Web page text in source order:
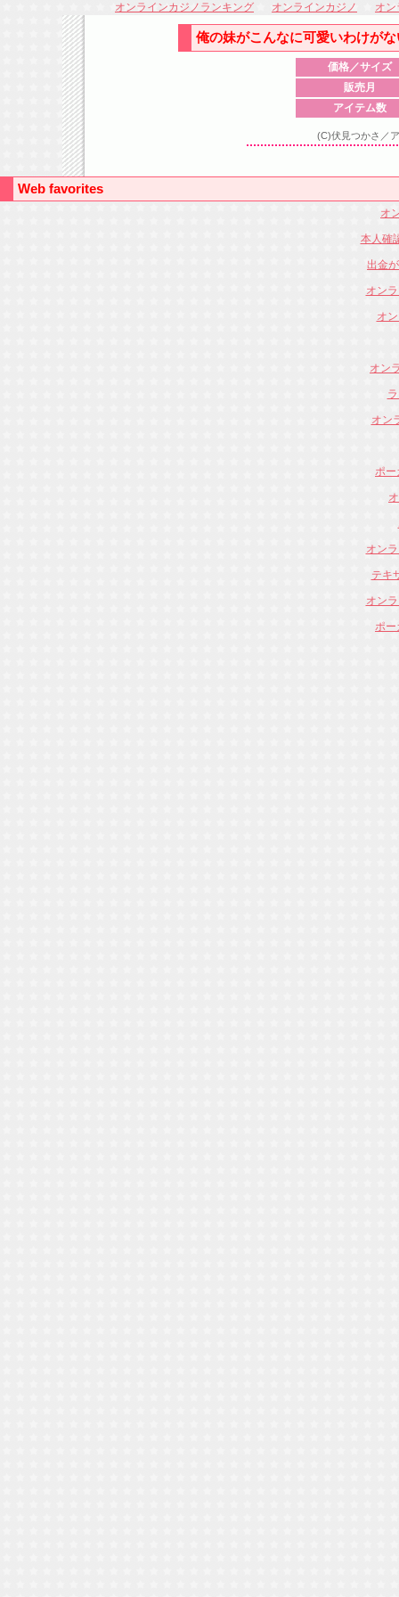
オンラインカジノランキング オンラインカジノ オ
俺の妹がこんなに可愛いわけが
価格／サイズ
販売月
アイテム数
(C)伏見つかさ／
Web favorites
オ
本人確
出金
オン
オ
オン
オン
ポー
オン
テキ
オン
ポー